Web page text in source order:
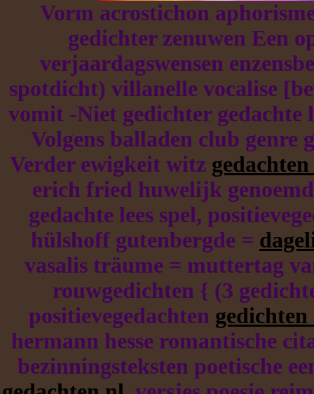
Vorm acrostichon
gedichter zenuwen Een
verjaardagswensen
spotdicht) villanelle vocalise
vomit -Niet gedichter gedachte
Volgens balladen club genre
Verder ewigkeit witz gedachten
erich fried huwelijk
gedachte lees spel,
hülshoff gutenbergde =
vasalis träume = muttertag
rouwgedichten { (3
positievegedachten gedichten
hermann hesse romantische
bezinningsteksten poetische